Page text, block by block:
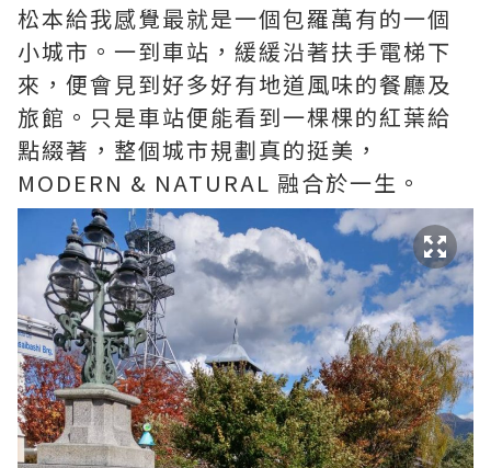
松本給我感覺最就是一個包羅萬有的一個
小城市。一到車站，緩緩沿著扶手電梯下
來，便會見到好多好有地道風味的餐廳及
旅館。只是車站便能看到一棵棵的紅葉給
點綴著，整個城市規劃真的挺美，
MODERN & NATURAL 融合於一生。